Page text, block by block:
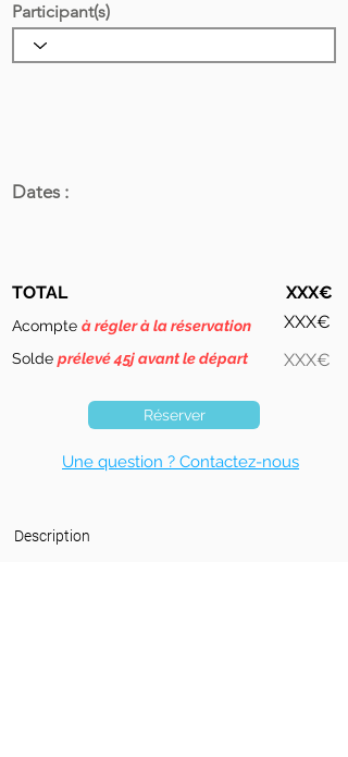
Participant(s)
Dates :
TOTAL
Acompte à régler à la réservation
Solde prélevé 45j avant le départ
XXX€
XXX€
XXX€
Réserver
Une question ? Contactez-nous
Description